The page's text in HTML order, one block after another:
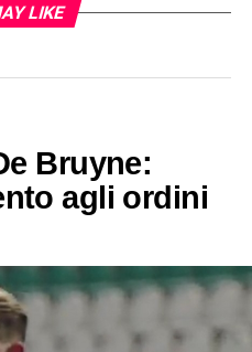
LIKE
Bruyne:
agli ordini